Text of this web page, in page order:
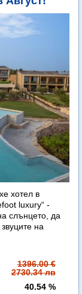
хотел в
luxury“ -
слънцето, да
на
1396.00 €
2730.34 лв
40.54 %